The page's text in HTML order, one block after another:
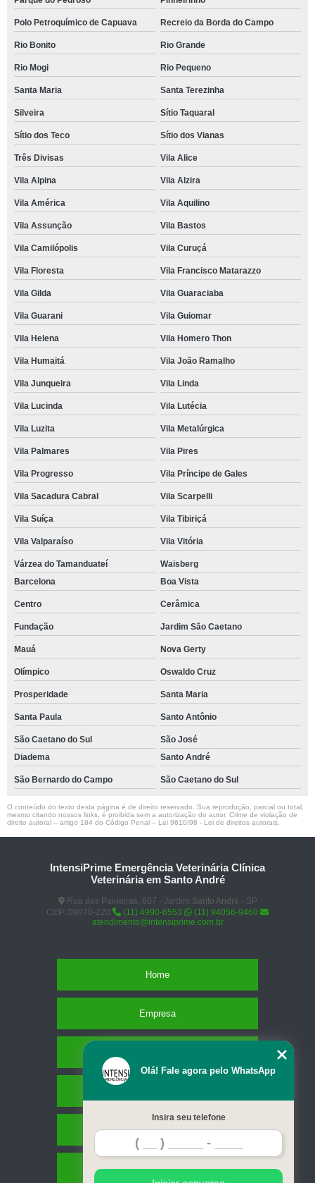
Polo Petroquímico de Capuava Recreio da Borda do Campo
Rio Bonito Rio Grande
Rio Mogi Rio Pequeno
Santa Maria Santa Terezinha
Silveira Sítio Taquaral
Sítio dos Teco Sítio dos Vianas
Três Divisas Vila Alice
Vila Alpina Vila Alzira
Vila América Vila Aquilino
Vila Assunção Vila Bastos
Vila Camilópolis Vila Curuçá
Vila Floresta Vila Francisco Matarazzo
Vila Gilda Vila Guaraciaba
Vila Guarani Vila Guiomar
Vila Helena Vila Homero Thon
Vila Humaitá Vila João Ramalho
Vila Junqueira Vila Linda
Vila Lucinda Vila Lutécia
Vila Luzita Vila Metalúrgica
Vila Palmares Vila Pires
Vila Progresso Vila Príncipe de Gales
Vila Sacadura Cabral Vila Scarpelli
Vila Suíça Vila Tibiriçá
Vila Valparaíso Vila Vitória
Várzea do Tamanduateí
Waisberg
Barcelona
Boa Vista
Centro Cerâmica
Fundação Jardim São Caetano
Mauá Nova Gerty
Olímpico Oswaldo Cruz
Prosperidade Santa Maria
Santa Paula Santo Antônio
São Caetano do Sul
São José
Diadema
Santo André
São Bernardo do Campo São Caetano do Sul
O conteúdo do texto desta página é de direito reservado. Sua reprodução, parcial ou total,
mesmo citando nossos links, é proibida sem a autorização do autor. Crime de violação de
direito autoral – artigo 184 do Código Penal – Lei 9610/98 - Lei de direitos autorais
IntensiPrime Emergência Veterinária Clínica
Veterinária em Santo André
Rua das Paineiras, 607 - Jardim Santo André - SP
CEP: 09070-220
(11) 4990-6553
(11) 94056-9460
atendimento@intensiprime.com.br
Home
Empresa
Contato
Mapa do site
Olá! Fale agora pelo WhatsApp
Insira seu telefone